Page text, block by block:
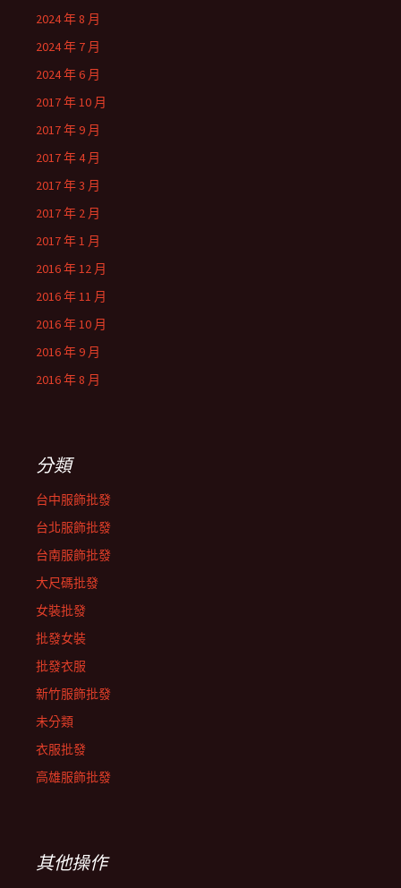
2024 年 8 月
2024 年 7 月
2024 年 6 月
2017 年 10 月
2017 年 9 月
2017 年 4 月
2017 年 3 月
2017 年 2 月
2017 年 1 月
2016 年 12 月
2016 年 11 月
2016 年 10 月
2016 年 9 月
2016 年 8 月
分類
台中服飾批發
台北服飾批發
台南服飾批發
大尺碼批發
女裝批發
批發女裝
批發衣服
新竹服飾批發
未分類
衣服批發
高雄服飾批發
其他操作